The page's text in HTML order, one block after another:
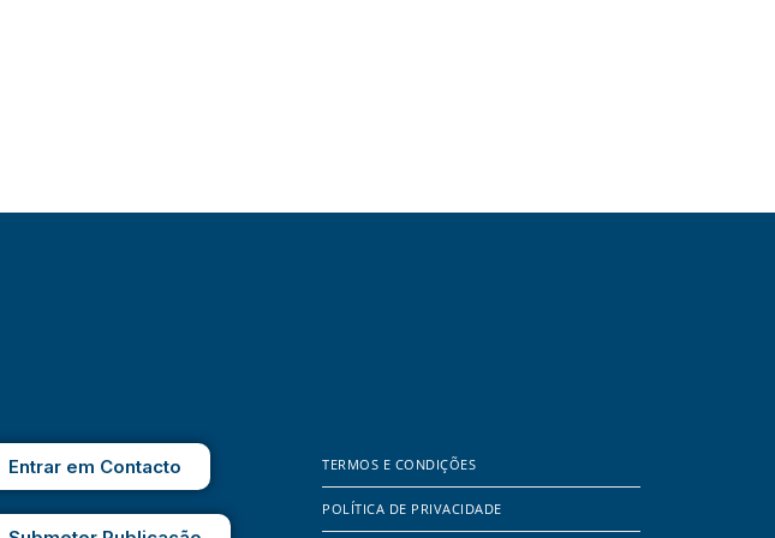
Entrar em Contacto TERMOS E CONDIÇÕES
POLÍTICA DE PRIVACIDADE